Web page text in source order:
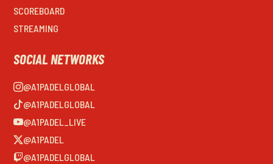
SCOREBOARD
STREAMING
SOCIAL NETWORKS
@A1PADELGLOBAL
@A1PADELGLOBAL
@A1PADEL_LIVE
@A1PADEL
@A1PADELGLOBAL